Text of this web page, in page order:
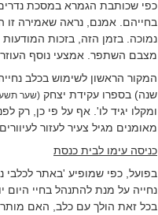
כפי שכותבת הגמרא במסכת
בחייהם. אמנם, נראה שאמירה זו
נמוכה. בזמן הזה, בזכות
מצבם השתפר. אמצעי נוסף העוזר
המקור הראשון לשימוש בכלב
שנה) בספרו עקידת יצחק (שער
ומקלו יגיד לו'. אף על פי כן, רק
מאומנים מגיל צעיר לעזור
כניסה עימו לבית כנסת
בפועל, כפי שמופיע 'באתר לכלבי
נחייה על מנת להתנהל בחיי היום
בכל זאת הולך עם כלב, האם מותר